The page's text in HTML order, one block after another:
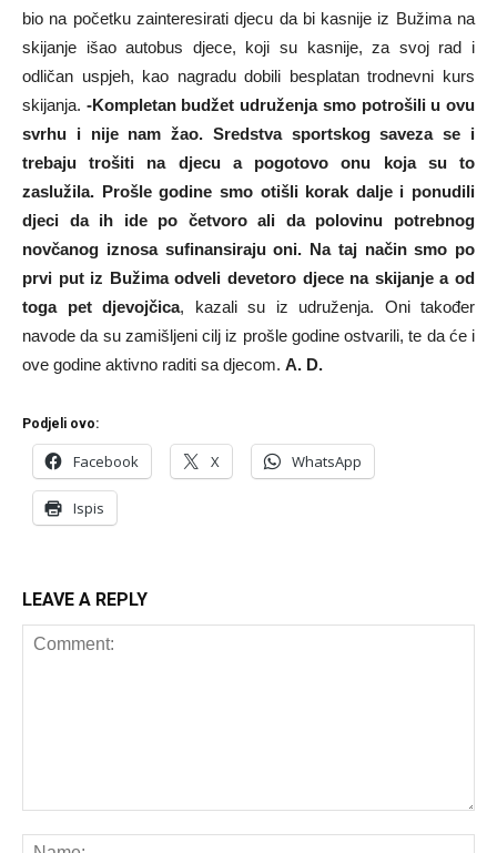
bio na početku zainteresirati djecu da bi kasnije iz Bužima na
skijanje išao autobus djece, koji su kasnije, za svoj rad i
odličan uspjeh, kao nagradu dobili besplatan trodnevni kurs
skijanja. -Kompletan budžet udruženja smo potrošili u ovu
svrhu i nije nam žao. Sredstva sportskog saveza se i
trebaju trošiti na djecu a pogotovo onu koja su to
zaslužila. Prošle godine smo otišli korak dalje i ponudili
djeci da ih ide po četvoro ali da polovinu potrebnog
novčanog iznosa sufinansiraju oni. Na taj način smo po
prvi put iz Bužima odveli devetoro djece na skijanje a od
toga pet djevojčica, kazali su iz udruženja. Oni također
navode da su zamišljeni cilj iz prošle godine ostvarili, te da će i
ove godine aktivno raditi sa djecom. A. D.
Podjeli ovo:
Facebook X WhatsApp
Ispis
LEAVE A REPLY